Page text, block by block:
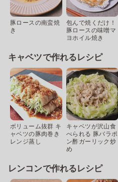
豚ロースの南蛮焼
き
包んで焼くだけ！
豚ロースの味噌マ
ヨホイル焼き
キャベツで作れるレシピ
ボリューム抜群 キ
ャベツの豚肉巻き
レンジ蒸し
キャベツが沢山食
べられる 豚バラポ
ン酢ガーリック炒
め
レンコンで作れるレシピ